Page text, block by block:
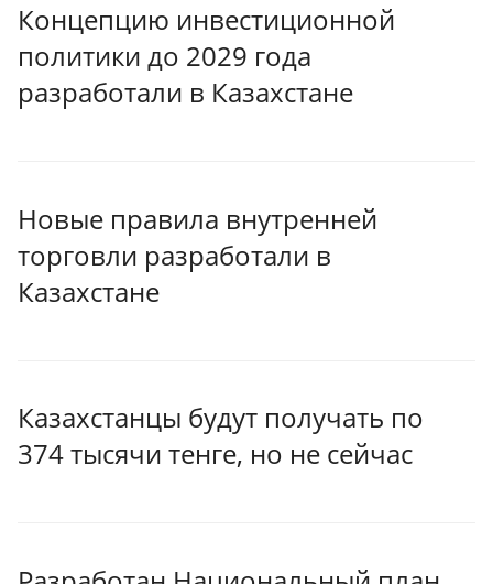
Концепцию инвестиционной
политики до 2029 года
разработали в Казахстане
Новые правила внутренней
торговли разработали в
Казахстане
Казахстанцы будут получать по
374 тысячи тенге, но не сейчас